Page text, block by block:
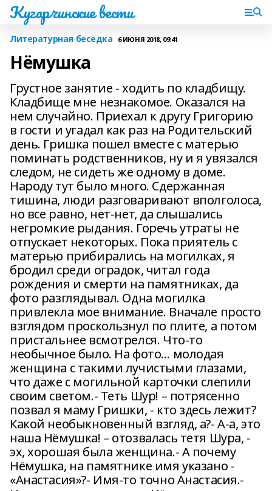
Кугарчинские вести
Литературная беседка 6 ИЮНЯ 2018, 09:41
Нёмушка
Грустное занятие - ходить по кладбищу.
Кладбище мне незнакомое. Оказался на
нем случайно. Приехал к другу Григорию
в гости и угадал как раз на Родительский
день. Гришка пошел вместе с матерью
поминать родственников, ну и я увязался
следом, не сидеть же одному в доме.
Народу тут было много. Сдержанная
тишина, люди разговаривают вполголоса,
но все равно, нет-нет, да слышались
негромкие рыдания. Горечь утраты не
отпускает некоторых. Пока приятель с
матерью прибирались на могилках, я
бродил среди оградок, читал года
рождения и смерти на памятниках, да
фото разглядывал. Одна могилка
привлекла мое внимание. Вначале просто
взглядом проскользнул по плите, а потом
пристальнее всмотрелся. Что-то
необычное было. На фото… молодая
женщина с такими лучистыми глазами,
что даже с могильной карточки слепили
своим светом.- Теть Шур! – потрясенно
позвал я маму Гришки, - кто здесь лежит?
Какой необыкновенный взгляд, а?- А-а, это
наша Нёмушка! – отозвалась тетя Шура, -
эх, хорошая была женщина.- А почему
Нёмушка, на памятнике имя указано -
«Анастасия»?- Имя-то точно Анастасия.-